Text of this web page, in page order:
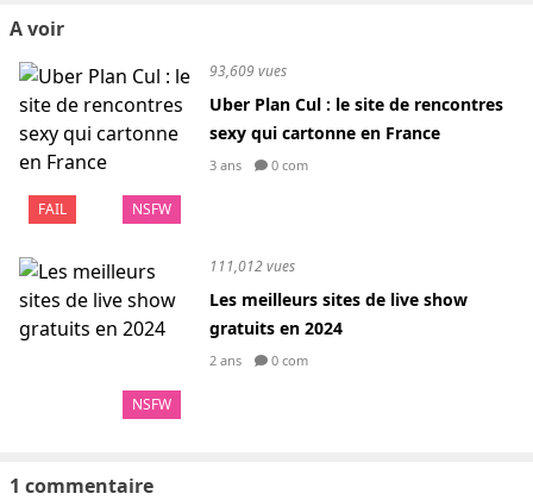
A voir
FAIL NSFW
93,609 vues
Uber Plan Cul : le site de rencontres
sexy qui cartonne en France
3 ans 0 com
NSFW
111,012 vues
Les meilleurs sites de live show
gratuits en 2024
2 ans 0 com
1 commentaire